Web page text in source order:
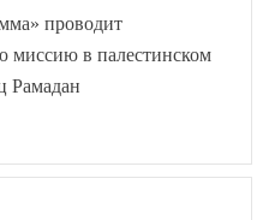
проводит
миссию в палестинском
Рамадан